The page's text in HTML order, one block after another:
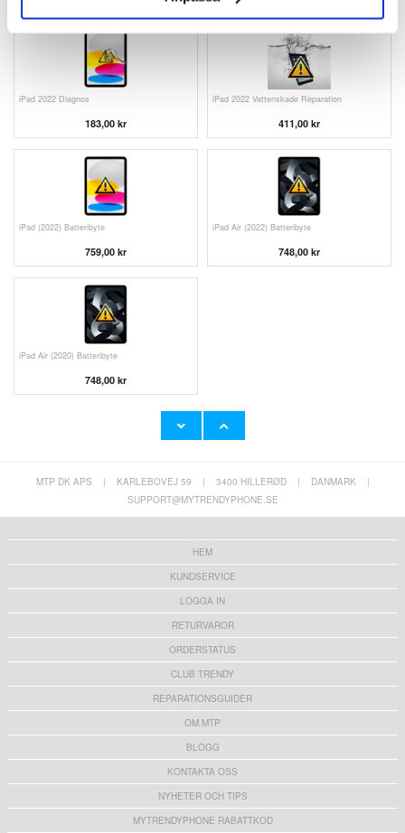
iPad 2022 Diagnos
183,00 kr
iPad 2022 Vattenskade Reparation
411,00 kr
iPad (2022) Batteribyte
759,00 kr
iPad Air (2022) Batteribyte
748,00 kr
iPad Air (2020) Batteribyte
748,00 kr
MTP DK APS | KARLEBOVEJ 59 | 3400 HILLERØD | DANMARK
|
SUPPORT@MYTRENDYPHONE.SE
HEM
KUNDSERVICE
LOGGA IN
RETURVAROR
ORDERSTATUS
CLUB TRENDY
REPARATIONSGUIDER
OM MTP
BLOGG
KONTAKTA OSS
NYHETER OCH TIPS
MYTRENDYPHONE RABATTKOD